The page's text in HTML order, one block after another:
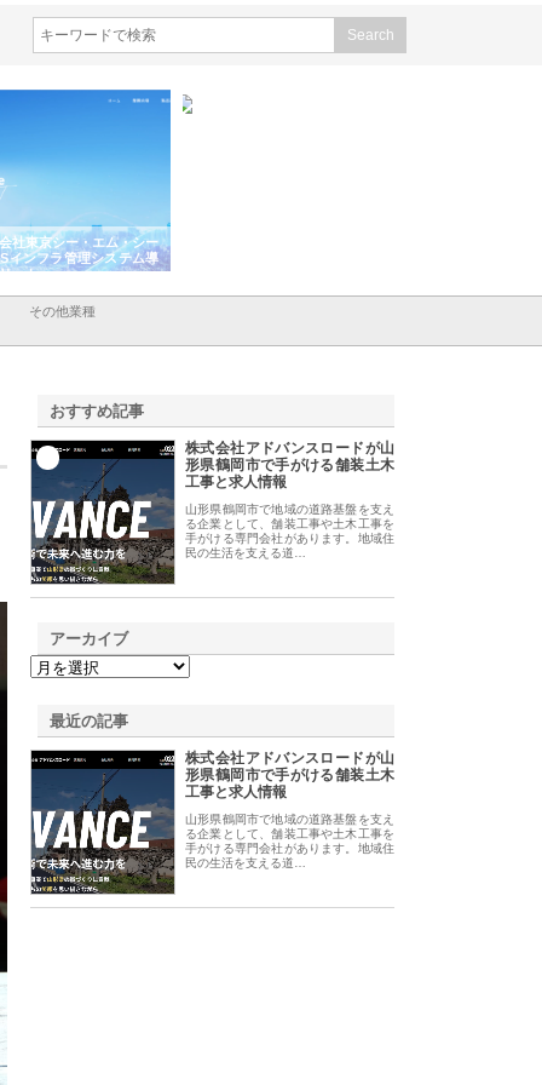
社東京シー・エム・シー
インフラ管理システム導
ット
その他業種
おすすめ記事
株式会社アドバンスロードが山
形県鶴岡市で手がける舗装土木
工事と求人情報
山形県鶴岡市で地域の道路基盤を支え
る企業として、舗装工事や土木工事を
手がける専門会社があります。地域住
民の生活を支える道…
アーカイブ
最近の記事
株式会社アドバンスロードが山
形県鶴岡市で手がける舗装土木
工事と求人情報
山形県鶴岡市で地域の道路基盤を支え
る企業として、舗装工事や土木工事を
手がける専門会社があります。地域住
民の生活を支える道…